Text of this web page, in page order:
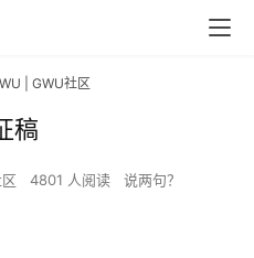
| GWU社区
稿
4801 人阅读
说两句？